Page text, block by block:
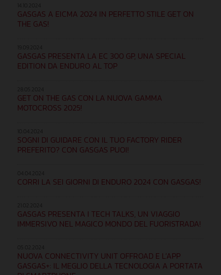
GASGAS A EICMA 2024 IN PERFETTO STILE GET ON
THE GAS!
GASGAS PRESENTA LA EC 300 GP, UNA SPECIAL
EDITION DA ENDURO AL TOP
GET ON THE GAS CON LA NUOVA GAMMA
MOTOCROSS 2025!
SOGNI DI GUIDARE CON IL TUO FACTORY RIDER
PREFERITO? CON GASGAS PUOI!
CORRI LA SEI GIORNI DI ENDURO 2024 CON GASGAS!
GASGAS PRESENTA I TECH TALKS, UN VIAGGIO
IMMERSIVO NEL MAGICO MONDO DEL FUORISTRADA!
NUOVA CONNECTIVITY UNIT OFFROAD E L’APP
GASGAS+: IL MEGLIO DELLA TECNOLOGIA A PORTATA